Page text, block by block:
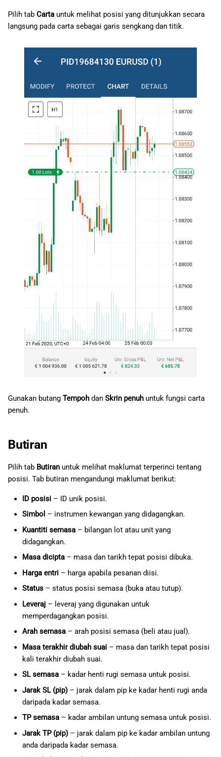
Pilih tab Carta untuk melihat posisi yang ditunjukkan secara
langsung pada carta sebagai garis sengkang dan titik.
Gunakan butang Tempoh dan Skrin penuh untuk fungsi carta
penuh.
Butiran
Pilih tab Butiran untuk melihat maklumat terperinci tentang
posisi. Tab butiran mengandungi maklumat berikut:
ID posisi– ID unik posisi.
Simbol – instrumen kewangan yang didagangkan.
Kuantiti semasa– bilangan lot atau unit yang
didagangkan.
Masa dicipta– masa dan tarikh tepat posisi dibuka.
Harga entri– harga apabila pesanan diisi.
Status– status posisi semasa (buka atau tutup).
Leveraj – leveraj yang digunakan untuk
memperdagangkan posisi.
Arah semasa– arah posisi semasa (beli atau jual).
Masa terakhir diubah suai– masa dan tarikh tepat posisi
kali terakhir diubah suai.
SL semasa– kadar henti rugi semasa untuk posisi.
Jarak SL (pip)– jarak dalam pip ke kadar henti rugi anda
daripada kadar semasa.
TP semasa– kadar ambilan untung semasa untuk posisi.
Jarak TP (pip)– jarak dalam pip ke kadar ambilan untung
anda daripada kadar semasa.